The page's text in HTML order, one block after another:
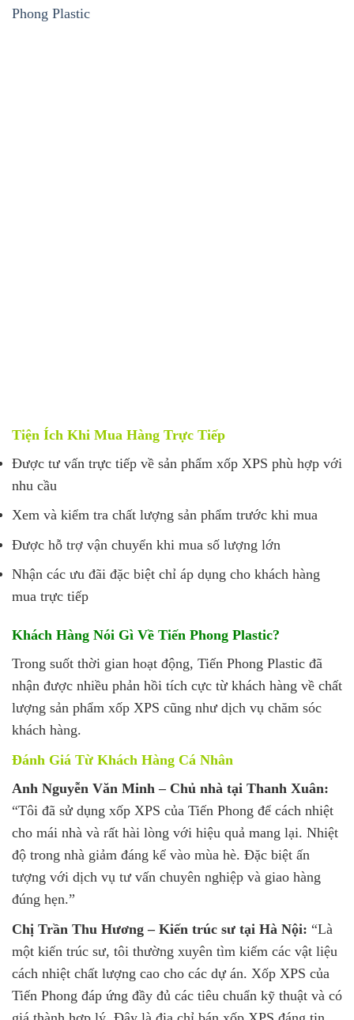
Phong Plastic
Tiện Ích Khi Mua Hàng Trực Tiếp
Được tư vấn trực tiếp về sản phẩm xốp XPS phù hợp với
nhu cầu
Xem và kiểm tra chất lượng sản phẩm trước khi mua
Được hỗ trợ vận chuyển khi mua số lượng lớn
Nhận các ưu đãi đặc biệt chỉ áp dụng cho khách hàng
mua trực tiếp
Khách Hàng Nói Gì Về Tiến Phong Plastic?
Trong suốt thời gian hoạt động, Tiến Phong Plastic đã
nhận được nhiều phản hồi tích cực từ khách hàng về chất
lượng sản phẩm xốp XPS cũng như dịch vụ chăm sóc
khách hàng.
Đánh Giá Từ Khách Hàng Cá Nhân
Anh Nguyễn Văn Minh – Chủ nhà tại Thanh Xuân:
“Tôi đã sử dụng xốp XPS của Tiến Phong để cách nhiệt
cho mái nhà và rất hài lòng với hiệu quả mang lại. Nhiệt
độ trong nhà giảm đáng kể vào mùa hè. Đặc biệt ấn
tượng với dịch vụ tư vấn chuyên nghiệp và giao hàng
đúng hẹn.”
Chị Trần Thu Hương – Kiến trúc sư tại Hà Nội: “Là
một kiến trúc sư, tôi thường xuyên tìm kiếm các vật liệu
cách nhiệt chất lượng cao cho các dự án. Xốp XPS của
Tiến Phong đáp ứng đầy đủ các tiêu chuẩn kỹ thuật và có